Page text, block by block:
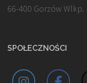
66-400 Gorzów Wlkp.
SPOŁECZNOŚCI